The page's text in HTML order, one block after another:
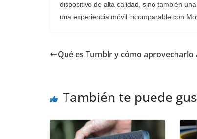
dispositivo de alta calidad, sino también
una experiencia móvil incomparable con
Qué es Tumblr y cómo aprovecharlo
También te puede